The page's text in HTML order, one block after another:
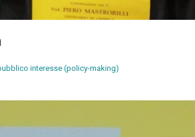
interesse (policy-making)